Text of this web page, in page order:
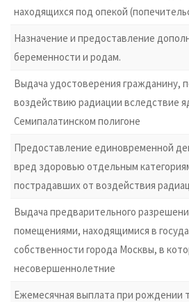
находящихся под опекой
Назначение и предоставление
беременности и родам.
Выдача удостоверения гражданину,
воздействию радиации вследствие
Семипалатинском полигоне
Предоставление единовременной
вред здоровью отдельным
пострадавших от воздействия
Выдача предварительного
помещениями, находящимися в
собственности города Москвы, в
несовершеннолетние
Ежемесячная выплата при рождении